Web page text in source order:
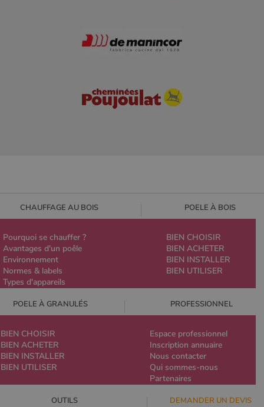
CHAUFFAGE AU BOIS POELE À BOIS
Pourquoi se chauffer ?
Avantages d'un poêle
Environnement
Normes & labels
Types d'appareils
BIEN CHOISIR
BIEN ACHETER
BIEN INSTALLER
BIEN UTILISER
POELE À GRANULÉS PROFESSIONNEL
BIEN CHOISIR
BIEN ACHETER
BIEN INSTALLER
BIEN UTILISER
Espace professionnel
Inscription annuaire
Nous contacter
Qui sommes-nous
Partenaires
OUTILS DEMANDER UN DEVIS